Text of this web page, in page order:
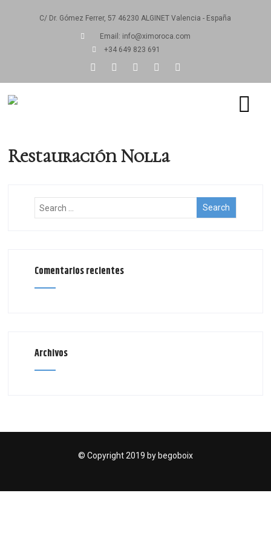
C/ Dr. Gómez Ferrer, 57 46230 ALGINET Valencia - España
Email: info@ximoroca.com
+34 649 823 691
Restauración Nolla
Comentarios recientes
Archivos
© Copyright 2019 by begoboix